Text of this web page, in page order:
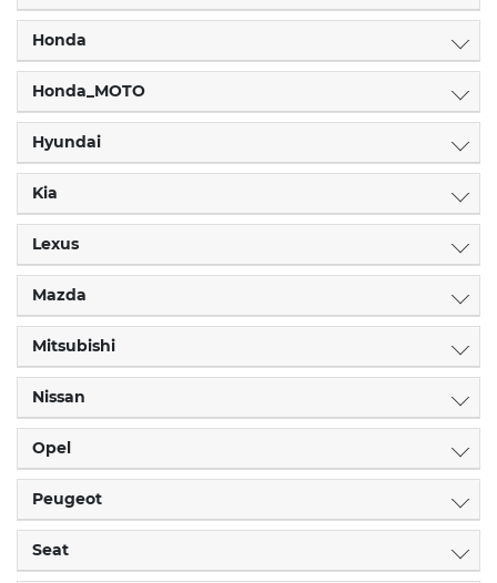
Honda
Honda_MOTO
Hyundai
Kia
Lexus
Mazda
Mitsubishi
Nissan
Opel
Peugeot
Seat